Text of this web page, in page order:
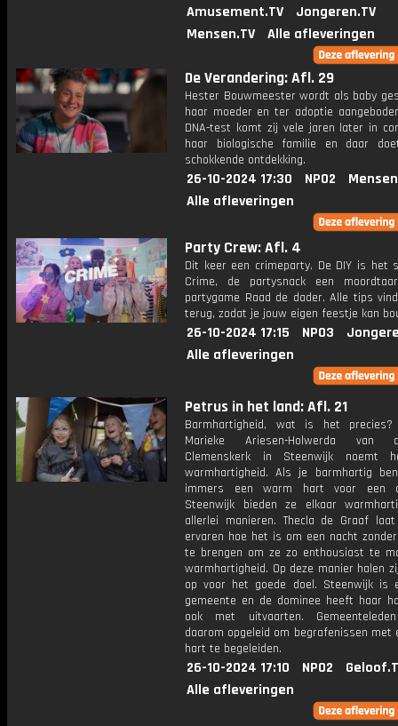
Amusement.TV
Jongeren.TV
Mensen.TV
Alle afleveringen
De Verandering: Afl. 29
Hester Bouwmeester wordt als baby
haar moeder en ter adoptie
DNA-test komt zij vele jaren later in
haar biologische familie en daar
schokkende ontdekking.
26-10-2024 17:30 NPO2
Alle afleveringen
Party Crew: Afl. 4
Dit keer een crimeparty. De DIY is het
Crime, de partysnack een
partygame Raad de dader. Alle tips
terug, zodat je jouw eigen feestje kan
26-10-2024 17:15 NPO3
Alle afleveringen
Petrus in het land: Afl. 21
Barmhartigheid, wat is het precies?
Marieke Ariesen-Holwerda
Clemenskerk in Steenwijk noemt
warmhartigheid. Als je barmhartig
immers een warm hart voor een
Steenwijk bieden ze elkaar
allerlei manieren. Thecla de Graaf
ervaren hoe het is om een nacht
te brengen om ze zo enthousiast te
warmhartigheid. Op deze manier halen
op voor het goede doel. Steenwijk is
gemeente en de dominee heeft haar
ook met uitvaarten.
daarom opgeleid om begrafenissen met
hart te begeleiden.
26-10-2024 17:10 NPO2
Alle afleveringen